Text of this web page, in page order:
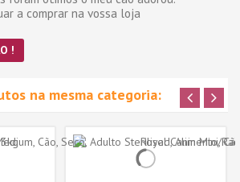
a comprar na vossa loja
!
na mesma categoria: